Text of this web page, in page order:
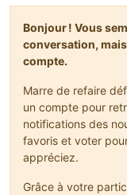
Bonjour ! Vous
conversation, mais
compte.
Marre de refaire
un compte pour
notifications des
favoris et voter
appréciez.
Grâce à votre